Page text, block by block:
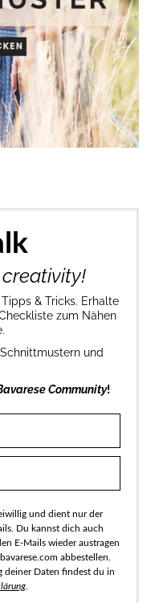
& Tricks. Erhalte
zum Nähen
und
Community!
und dient nur der
Du kannst dich auch
E-Mails wieder austragen
abbestellen.
deiner Daten findest du in
.